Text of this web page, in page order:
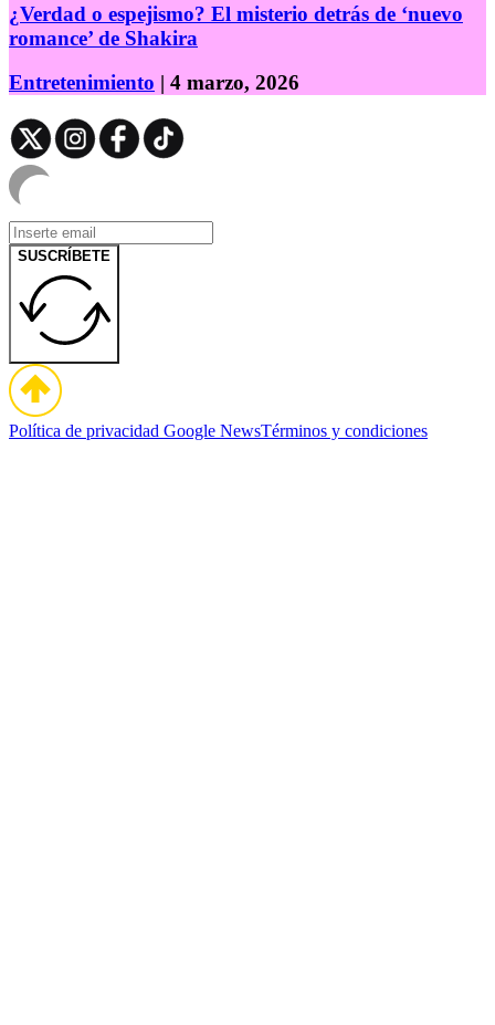
¿Verdad o espejismo? El misterio detrás de ‘nuevo
romance’ de Shakira
Entretenimiento | 4 marzo, 2026
SUSCRÍBETE
Política de privacidad Google NewsTérminos y condiciones